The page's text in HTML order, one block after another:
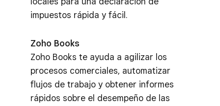
impuestos rápida y fácil.
Zoho Books
Zoho Books te ayuda a agilizar los
procesos comerciales, automatizar
flujos de trabajo y obtener informes
rápidos sobre el desempeño de las